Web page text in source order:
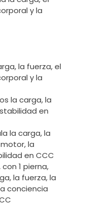
y la
la fuerza, el
y la
la carga, la
en
la carga, la
la
en CCC
1 pierna,
la fuerza, la
conciencia